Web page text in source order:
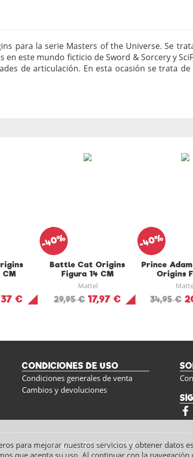
para la serie Masters of the Universe. Se
en este mundo ficticio de Sword & Sorcery y
de articulación. En esta ocasión se trata
CM
€
Battle Cat Origins
Figura 14 CM
Mattel
29,95 € 17,97 €
-40%
Prince
Origins
34,95 €
-40%
para mejorar nuestros servicios y obtener datos
que acepta su uso. Al continuar con la
CONDICIONES DE USO
Condiciones generales de venta
Cambios y devoluciones
C/ Polseguera 5BIS, Pego, ESPAÑA